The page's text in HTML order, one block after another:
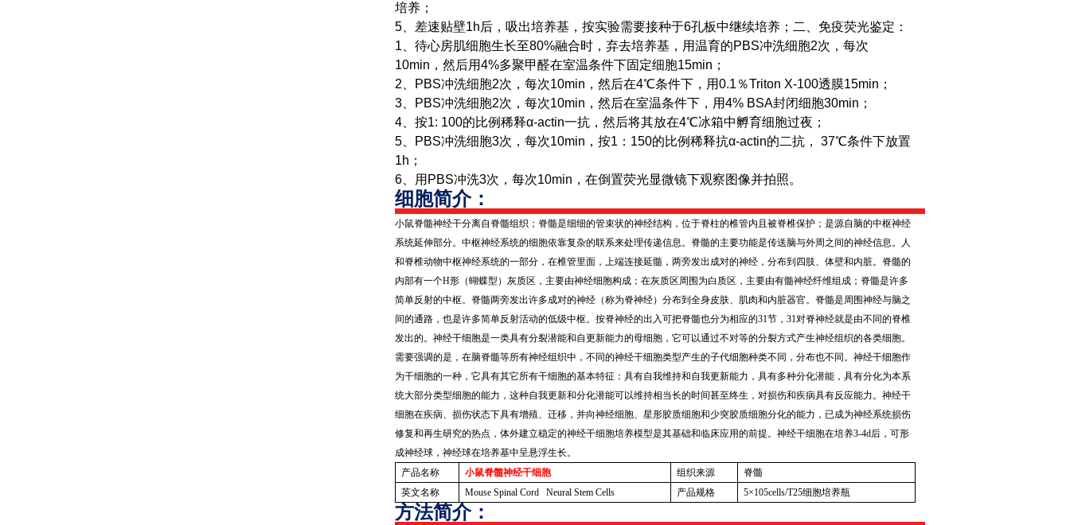
培养；
5、差速贴壁1h后，吸出培养基，按实验需要接种于6孔板中继续培养； 二、免疫荧光鉴定：
1、待心房肌细胞生长至80%融合时，弃去培养基，用温育的PBS冲洗细胞2次，每次
10min，然后用4%多聚甲醛在室温条件下固定细胞15min；
2、PBS冲洗细胞2次，每次10min，然后在4℃条件下，用0.1％Triton X-100透膜15min；
3、PBS冲洗细胞2次，每次10min，然后在室温条件下，用4% BSA封闭细胞30min；
4、按1: 100的比例稀释α-actin一抗，然后将其放在4℃冰箱中孵育细胞过夜；
5、PBS冲洗细胞3次，每次10min，按1：150的比例稀释抗α-actin的二抗， 37℃条件下放置
1h；
6、用PBS冲洗3次，每次10min，在倒置荧光显微镜下观察图像并拍照。
细胞简介：
小鼠脊髓神经干分离自脊髓组织；脊髓是细细的管束状的神经结构，位于脊柱的椎管内且被脊椎保护；是源自脑的中枢神经
系统延伸部分。中枢神经系统的细胞依靠复杂的联系来处理传递信息。脊髓的主要功能是传送脑与外周之间的神经信息。人
和脊椎动物中枢神经系统的一部分，在椎管里面，上端连接延髓，两旁发出成对的神经，分布到四肢、体壁和内脏。脊髓的
内部有一个H形（蝴蝶型）灰质区，主要由神经细胞构成；在灰质区周围为白质区，主要由有髓神经纤维组成；脊髓是许多
简单反射的中枢。脊髓两旁发出许多成对的神经（称为脊神经）分布到全身皮肤、肌肉和内脏器官。脊髓是周围神经与脑之
间的通路，也是许多简单反射活动的低级中枢。按脊神经的出入可把脊髓也分为相应的31节， 31对脊神经就是由不同的脊椎
发出的。神经干细胞是一类具有分裂潜能和自更新能力的母细胞，它可以通过不对等的分裂方式产生神经组织的各类细胞。
需要强调的是，在脑脊髓等所有神经组织中，不同的神经干细胞类型产生的子代细胞种类不同，分布也不同。神经干细胞作
为干细胞的一种，它具有其它所有干细胞的基本特征：具有自我维持和自我更新能力，具有多种分化潜能，具有分化为本系
统大部分类型细胞的能力，这种自我更新和分化潜能可以维持相当长的时间甚至终生，对损伤和疾病具有反应能力。神经干
细胞在疾病、损伤状态下具有增殖、迁移，并向神经细胞、星形胶质细胞和少突胶质细胞分化的能力，已成为神经系统损伤
修复和再生研究的热点，体外建立稳定的神经干细胞培养模型是其基础和临床应用的前提。神经干细胞在培养3-4d后，可形
成神经球，神经球在培养基中呈悬浮生长。
产品名称
小鼠脊髓神经干细胞 组织来源
脊髓
英文名称
Mouse Spinal Cord Neural Stem Cells 产品规格 5×105cells/T25细胞培养瓶
方法简介：